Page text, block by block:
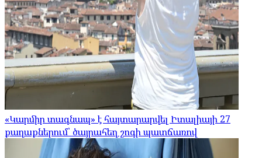
«Կարմիր տագնապ» է հայտարարվել Իտալիայի 27
քաղաքներում՝ ծայրահեղ շոգի պատճառով